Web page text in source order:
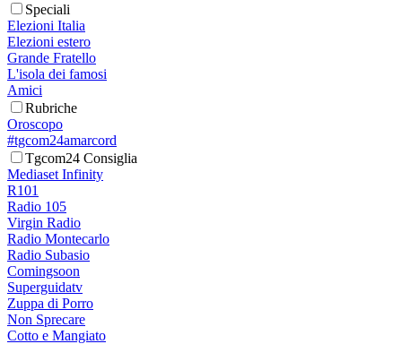
Speciali
Elezioni Italia
Elezioni estero
Grande Fratello
L'isola dei famosi
Amici
Rubriche
Oroscopo
#tgcom24amarcord
Tgcom24 Consiglia
Mediaset Infinity
R101
Radio 105
Virgin Radio
Radio Montecarlo
Radio Subasio
Comingsoon
Superguidatv
Zuppa di Porro
Non Sprecare
Cotto e Mangiato